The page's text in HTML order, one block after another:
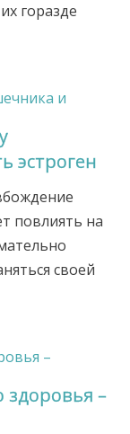
горазде
эстроген
повлиять на
своей
–